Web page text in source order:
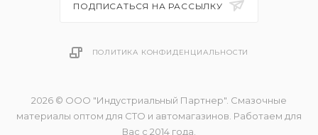
ПОДПИСАТЬСЯ НА РАССЫЛКУ
ПОЛИТИКА КОНФИДЕНЦИАЛЬНОСТИ
2026 © ООО "Индустриальный Партнер". Смазочные
материалы оптом для СТО и автомагазинов. Работаем для
Вас с 2014 года.